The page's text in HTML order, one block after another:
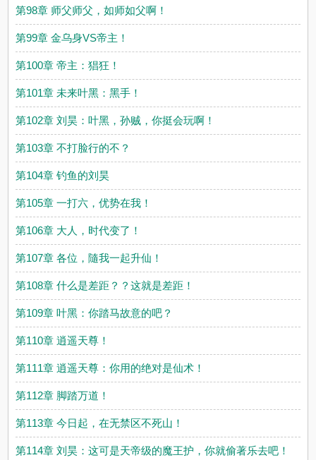
第98章 师父师父，如师如父啊！
第99章 金乌身VS帝主！
第100章 帝主：猖狂！
第101章 未来叶黑：黑手！
第102章 刘昊：叶黑，孙贼，你挺会玩啊！
第103章 不打脸行的不？
第104章 钓鱼的刘昊
第105章 一打六，优势在我！
第106章 大人，时代变了！
第107章 各位，隨我一起升仙！
第108章 什么是差距？？这就是差距！
第109章 叶黑：你踏马故意的吧？
第110章 逍遥天尊！
第111章 逍遥天尊：你用的绝对是仙术！
第112章 脚踏万道！
第113章 今日起，在无禁区不死山！
第114章 刘昊：这可是天帝级的魔王护，你就偷著乐去吧！